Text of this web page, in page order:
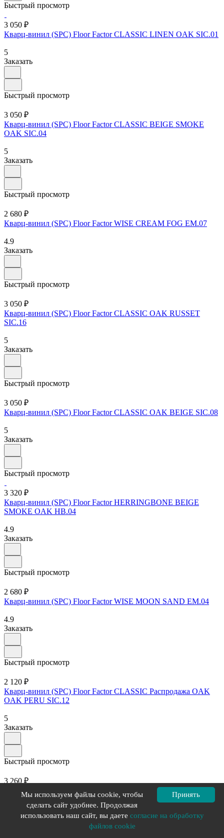
Быстрый просмотр
3 050 ₽
Кварц-винил (SPC) Floor Factor CLASSIC LINEN OAK SIC.01
5
Заказать
Быстрый просмотр
3 050 ₽
Кварц-винил (SPC) Floor Factor CLASSIC BEIGE SMOKE
OAK SIC.04
5
Заказать
Быстрый просмотр
2 680 ₽
Кварц-винил (SPC) Floor Factor WISE CREAM FOG EM.07
4.9
Заказать
Быстрый просмотр
3 050 ₽
Кварц-винил (SPC) Floor Factor CLASSIC OAK RUSSET
SIC.16
5
Заказать
Быстрый просмотр
3 050 ₽
Кварц-винил (SPC) Floor Factor CLASSIC OAK BEIGE SIC.08
5
Заказать
Быстрый просмотр
3 320 ₽
Кварц-винил (SPC) Floor Factor HERRINGBONE BEIGE
SMOKE OAK HB.04
4.9
Заказать
Быстрый просмотр
2 680 ₽
Кварц-винил (SPC) Floor Factor WISE MOON SAND EM.04
4.9
Заказать
Быстрый просмотр
2 120 ₽
Кварц-винил (SPC) Floor Factor CLASSIC Распродажа OAK
OAK PERU SIC.12
5
Заказать
Быстрый просмотр
3 260 ₽
Кварц-винил (SPC) Floor Factor COUNTRY TUSCAN OAK
NT.09
Принять
Мы используем файлы cookie, чтобы
сделать сайт удобнее. Продолжая
использовать наш сайт, вы даете согласие на обработку
файлов cookie